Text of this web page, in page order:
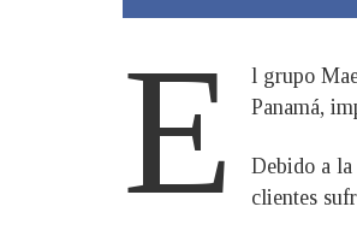
E
l grupo
Panamá,
Debido a la
clientes